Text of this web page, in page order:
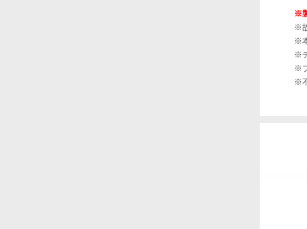
※
※
※
※
※
※